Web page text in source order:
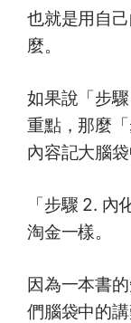
也就是用自
麼。
如果說「步
重點，那麼
內容記大腦袋
「步驟 2.
淘金一樣。
因為一本書
們腦袋中的